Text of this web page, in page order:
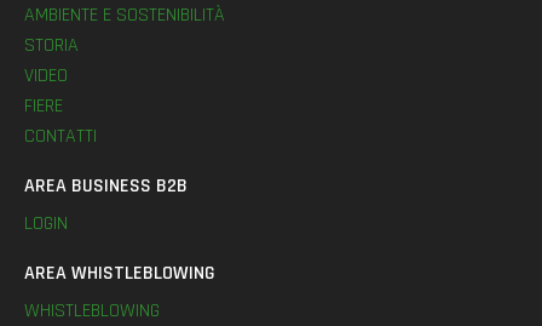
AMBIENTE E SOSTENIBILITÀ
STORIA
VIDEO
FIERE
CONTATTI
AREA BUSINESS B2B
LOGIN
AREA WHISTLEBLOWING
WHISTLEBLOWING